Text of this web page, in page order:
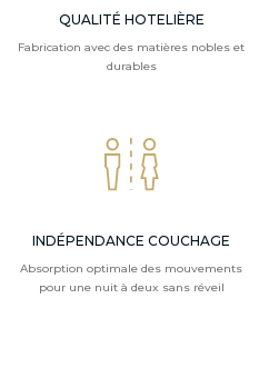
QUALITÉ HOTELIÈRE
Fabrication avec des matières nobles et
durables
INDÉPENDANCE COUCHAGE
Absorption optimale des mouvements
pour une nuit à deux sans réveil